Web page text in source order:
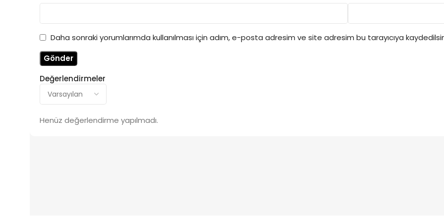
Değerlendirmeler
Henüz değerlendirme yapılmadı.
Daha sonraki yorumlarımda kullanılması için adım, e-posta adresim ve site adresim bu tarayıcıya